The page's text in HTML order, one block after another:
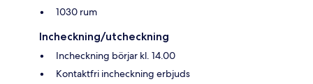
1030 rum
Incheckning/utcheckning
Incheckning börjar kl. 14.00
Kontaktfri incheckning erbjuds